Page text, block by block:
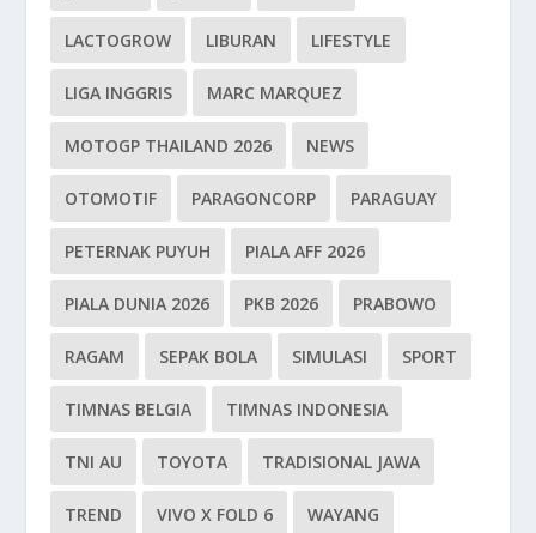
LACTOGROW LIBURAN LIFESTYLE
LIGA INGGRIS MARC MARQUEZ
MOTOGP THAILAND 2026 NEWS
OTOMOTIF PARAGONCORP PARAGUAY
PETERNAK PUYUH PIALA AFF 2026
PIALA DUNIA 2026 PKB 2026 PRABOWO
RAGAM SEPAK BOLA SIMULASI SPORT
TIMNAS BELGIA TIMNAS INDONESIA
TNI AU TOYOTA TRADISIONAL JAWA
TREND VIVO X FOLD 6 WAYANG